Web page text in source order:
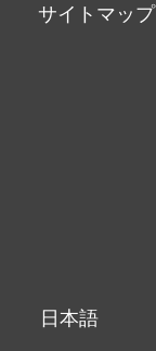
サイトマップ
日本語